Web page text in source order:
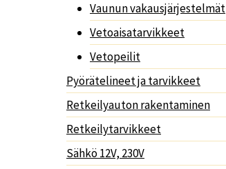
Vaunun vakausjärjestelmät
Vetoaisatarvikkeet
Vetopeilit
Pyörätelineet ja tarvikkeet
Retkeilyauton rakentaminen
Retkeilytarvikkeet
Sähkö 12V, 230V